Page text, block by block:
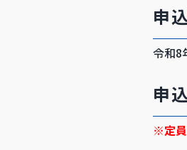
申
令和8
申
※定